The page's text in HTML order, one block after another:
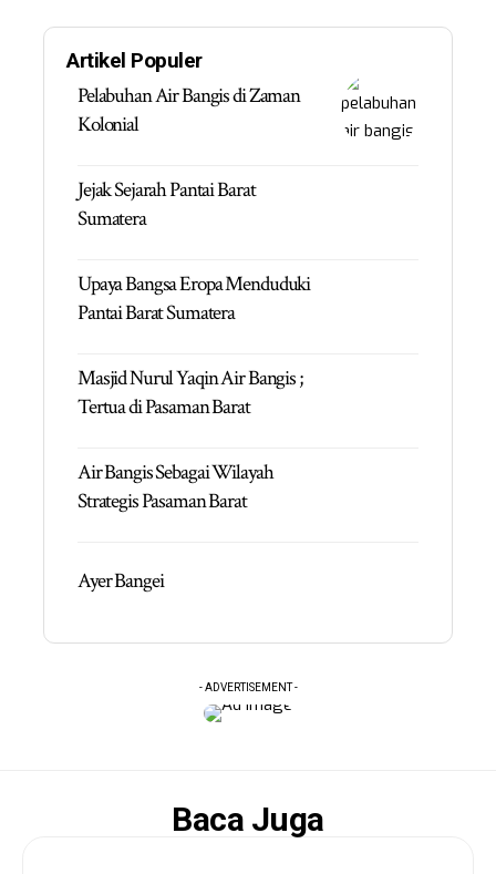
Artikel Populer
Pelabuhan Air Bangis di Zaman
Kolonial
Jejak Sejarah Pantai Barat
Sumatera
Upaya Bangsa Eropa Menduduki
Pantai Barat Sumatera
Masjid Nurul Yaqin Air Bangis ;
Tertua di Pasaman Barat
Air Bangis Sebagai Wilayah
Strategis Pasaman Barat
Ayer Bangei
- ADVERTISEMENT -
Baca Juga